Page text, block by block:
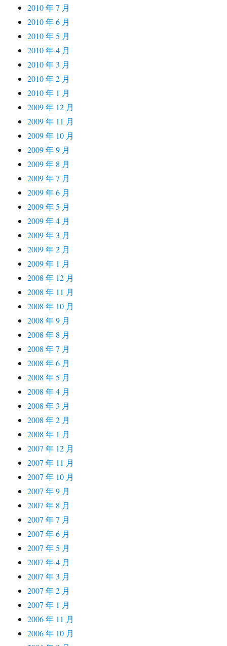
2010 年 7 月
2010 年 6 月
2010 年 5 月
2010 年 4 月
2010 年 3 月
2010 年 2 月
2010 年 1 月
2009 年 12 月
2009 年 11 月
2009 年 10 月
2009 年 9 月
2009 年 8 月
2009 年 7 月
2009 年 6 月
2009 年 5 月
2009 年 4 月
2009 年 3 月
2009 年 2 月
2009 年 1 月
2008 年 12 月
2008 年 11 月
2008 年 10 月
2008 年 9 月
2008 年 8 月
2008 年 7 月
2008 年 6 月
2008 年 5 月
2008 年 4 月
2008 年 3 月
2008 年 2 月
2008 年 1 月
2007 年 12 月
2007 年 11 月
2007 年 10 月
2007 年 9 月
2007 年 8 月
2007 年 7 月
2007 年 6 月
2007 年 5 月
2007 年 4 月
2007 年 3 月
2007 年 2 月
2007 年 1 月
2006 年 11 月
2006 年 10 月